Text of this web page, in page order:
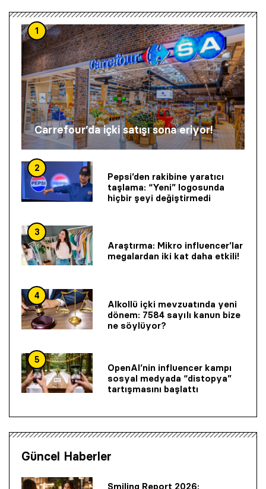
1
Carrefour’da içki satışı sona eriyor!
2
Pepsi’den rakibine yaratıcı
taşlama: “Yeni” logosunda
hiçbir şeyi değiştirmedi
3
Araştırma: Mikro influencer’lar
megalardan iki kat daha etkili!
4
Alkollü içki mevzuatında yeni
dönem: 7584 sayılı kanun bize
ne söylüyor?
5
OpenAI’nin influencer kampı
sosyal medyada “distopya”
tartışmasını başlattı
Güncel Haberler
Smiling Report 2026: